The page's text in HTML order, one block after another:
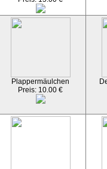
Plappermäulchen
Preis: 10.00 €